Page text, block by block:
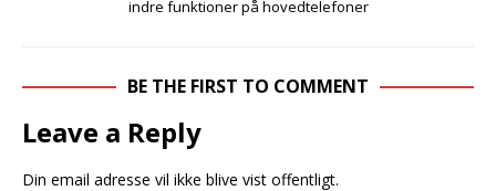
indre funktioner på hovedtelefoner
BE THE FIRST TO COMMENT
Leave a Reply
Din email adresse vil ikke blive vist offentligt.